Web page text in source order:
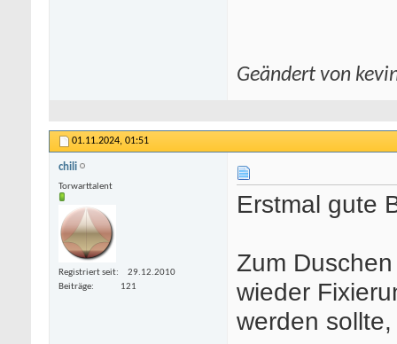
Geändert von
01.11.2024, 01:51
chili
Torwarttalent
Registriert seit
29.12.2010
Beiträge
121
Erstmal gute
Zum
wieder
werden